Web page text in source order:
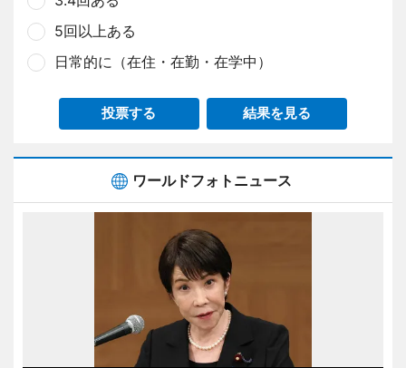
5回以上ある
日常的に（在住・在勤・在学中）
投票する 結果を見る
ワールドフォトニュース